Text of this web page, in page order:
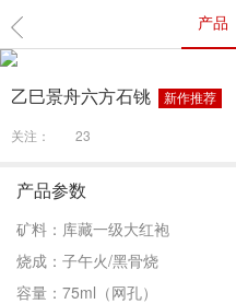
产品
乙巳景舟六方石铫 新作推荐
关注： 23
产品参数
矿料：库藏一级大红袍
烧成：子午火/黑骨烧
容量：75ml（网孔）